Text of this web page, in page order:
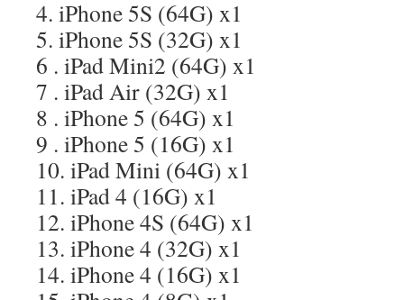
4. iPhone 5S (64G) x1
5. iPhone 5S (32G) x1
6 . iPad Mini2 (64G) x1
7 . iPad Air (32G) x1
8 . iPhone 5 (64G) x1
9 . iPhone 5 (16G) x1
10. iPad Mini (64G) x1
11. iPad 4 (16G) x1
12. iPhone 4S (64G) x1
13. iPhone 4 (32G) x1
14. iPhone 4 (16G) x1